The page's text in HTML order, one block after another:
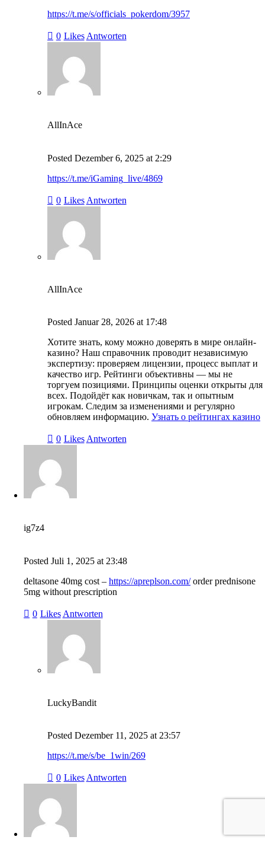
https://t.me/s/officials_pokerdom/3957
0 Likes Antworten
AllInAce
Posted Dezember 6, 2025 at 2:29
https://t.me/iGaming_live/4869
0 Likes Antworten
AllInAce
Posted Januar 28, 2026 at 17:48
Хотите знать, кому можно доверять в мире онлайн-
казино? Наш справочник проводит независимую
экспертизу: проверяем лицензии, процесс выплат и
качество игр. Рейтинги объективны — мы не
торгуем позициями. Принципы оценки открыты для
всех. Подойдёт как новичкам, так и опытным
игрокам. Следим за изменениями и регулярно
обновляем информацию. Узнать о рейтингах казино
0 Likes Antworten
ig7z4
Posted Juli 1, 2025 at 23:48
deltasone 40mg cost – https://apreplson.com/order prednisone
5mg without prescription
0 Likes Antworten
LuckyBandit
Posted Dezember 11, 2025 at 23:57
https://t.me/s/be_1win/269
0 Likes Antworten